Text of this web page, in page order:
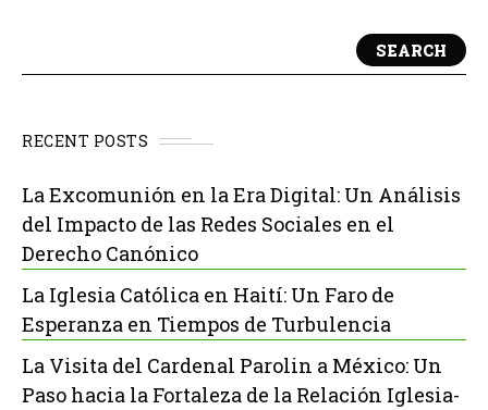
SEARCH
RECENT POSTS
La Excomunión en la Era Digital: Un Análisis
del Impacto de las Redes Sociales en el
Derecho Canónico
La Iglesia Católica en Haití: Un Faro de
Esperanza en Tiempos de Turbulencia
La Visita del Cardenal Parolin a México: Un
Paso hacia la Fortaleza de la Relación Iglesia-